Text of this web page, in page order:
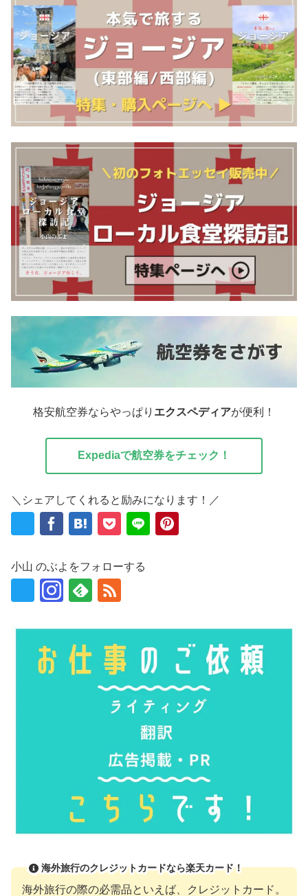
格安航空券ならやっぱり エクスペディアが便利！
Expediaで航空券をチェック！
＼シェアしてくれると励みになります！／
小山 のぶよをフォローする
海外旅行のクレジットカードなら楽天カード！
海外旅行の際の必需品といえば、クレジットカード。